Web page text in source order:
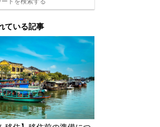
ている記事